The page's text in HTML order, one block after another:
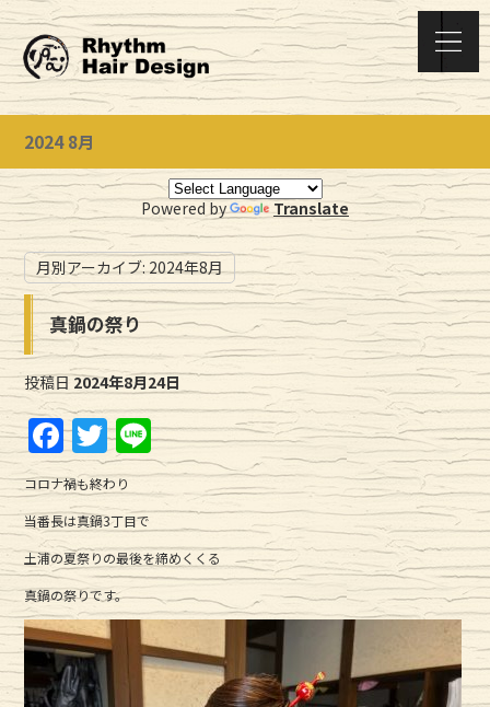
2024 8月
Powered by Translate
月別アーカイブ:2024年8月
真鍋の祭り
投稿日2024年8月24日
F
a
c
e
b
o
o
k
T
w
it
te
r
Li
n
e
コロナ禍も終わり
当番長は真鍋3丁目で
土浦の夏祭りの最後を締めくくる
真鍋の祭りです。